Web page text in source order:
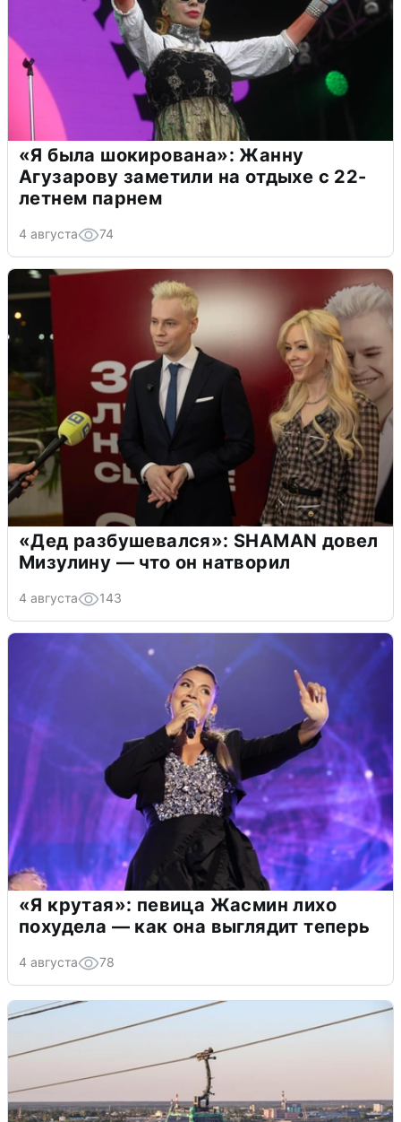
«Я была шокирована»: Жанну
Агузарову заметили на отдыхе с 22-
летнем парнем
4 августа 74
«Дед разбушевался»: SHAMAN довел
Мизулину — что он натворил
4 августа 143
«Я крутая»: певица Жасмин лихо
похудела — как она выглядит теперь
4 августа 78